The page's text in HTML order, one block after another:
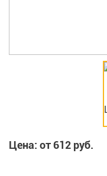
Цена: от612 руб.